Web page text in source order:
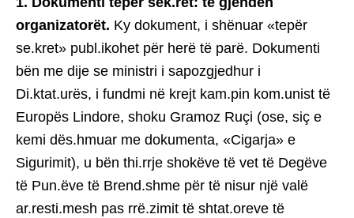
organizatorët. Ky dokument, i shënuar «tepër
se.kret» publ.ikohet për herë të parë. Dokumenti
bën me dije se ministri i sapozgjedhur i
Di.ktat.urës, i fundmi në krejt kam.pin kom.unist të
Europës Lindore, shoku Gramoz Ruçi (ose, siç e
kemi dës.hmuar me dokumenta, «Cigarja» e
Sigurimit), u bën thi.rrje shokëve të vet të Degëve
të Pun.ëve të Brend.shme për të nisur një valë
ar.resti.mesh pas rrë.zimit të shtat.oreve të